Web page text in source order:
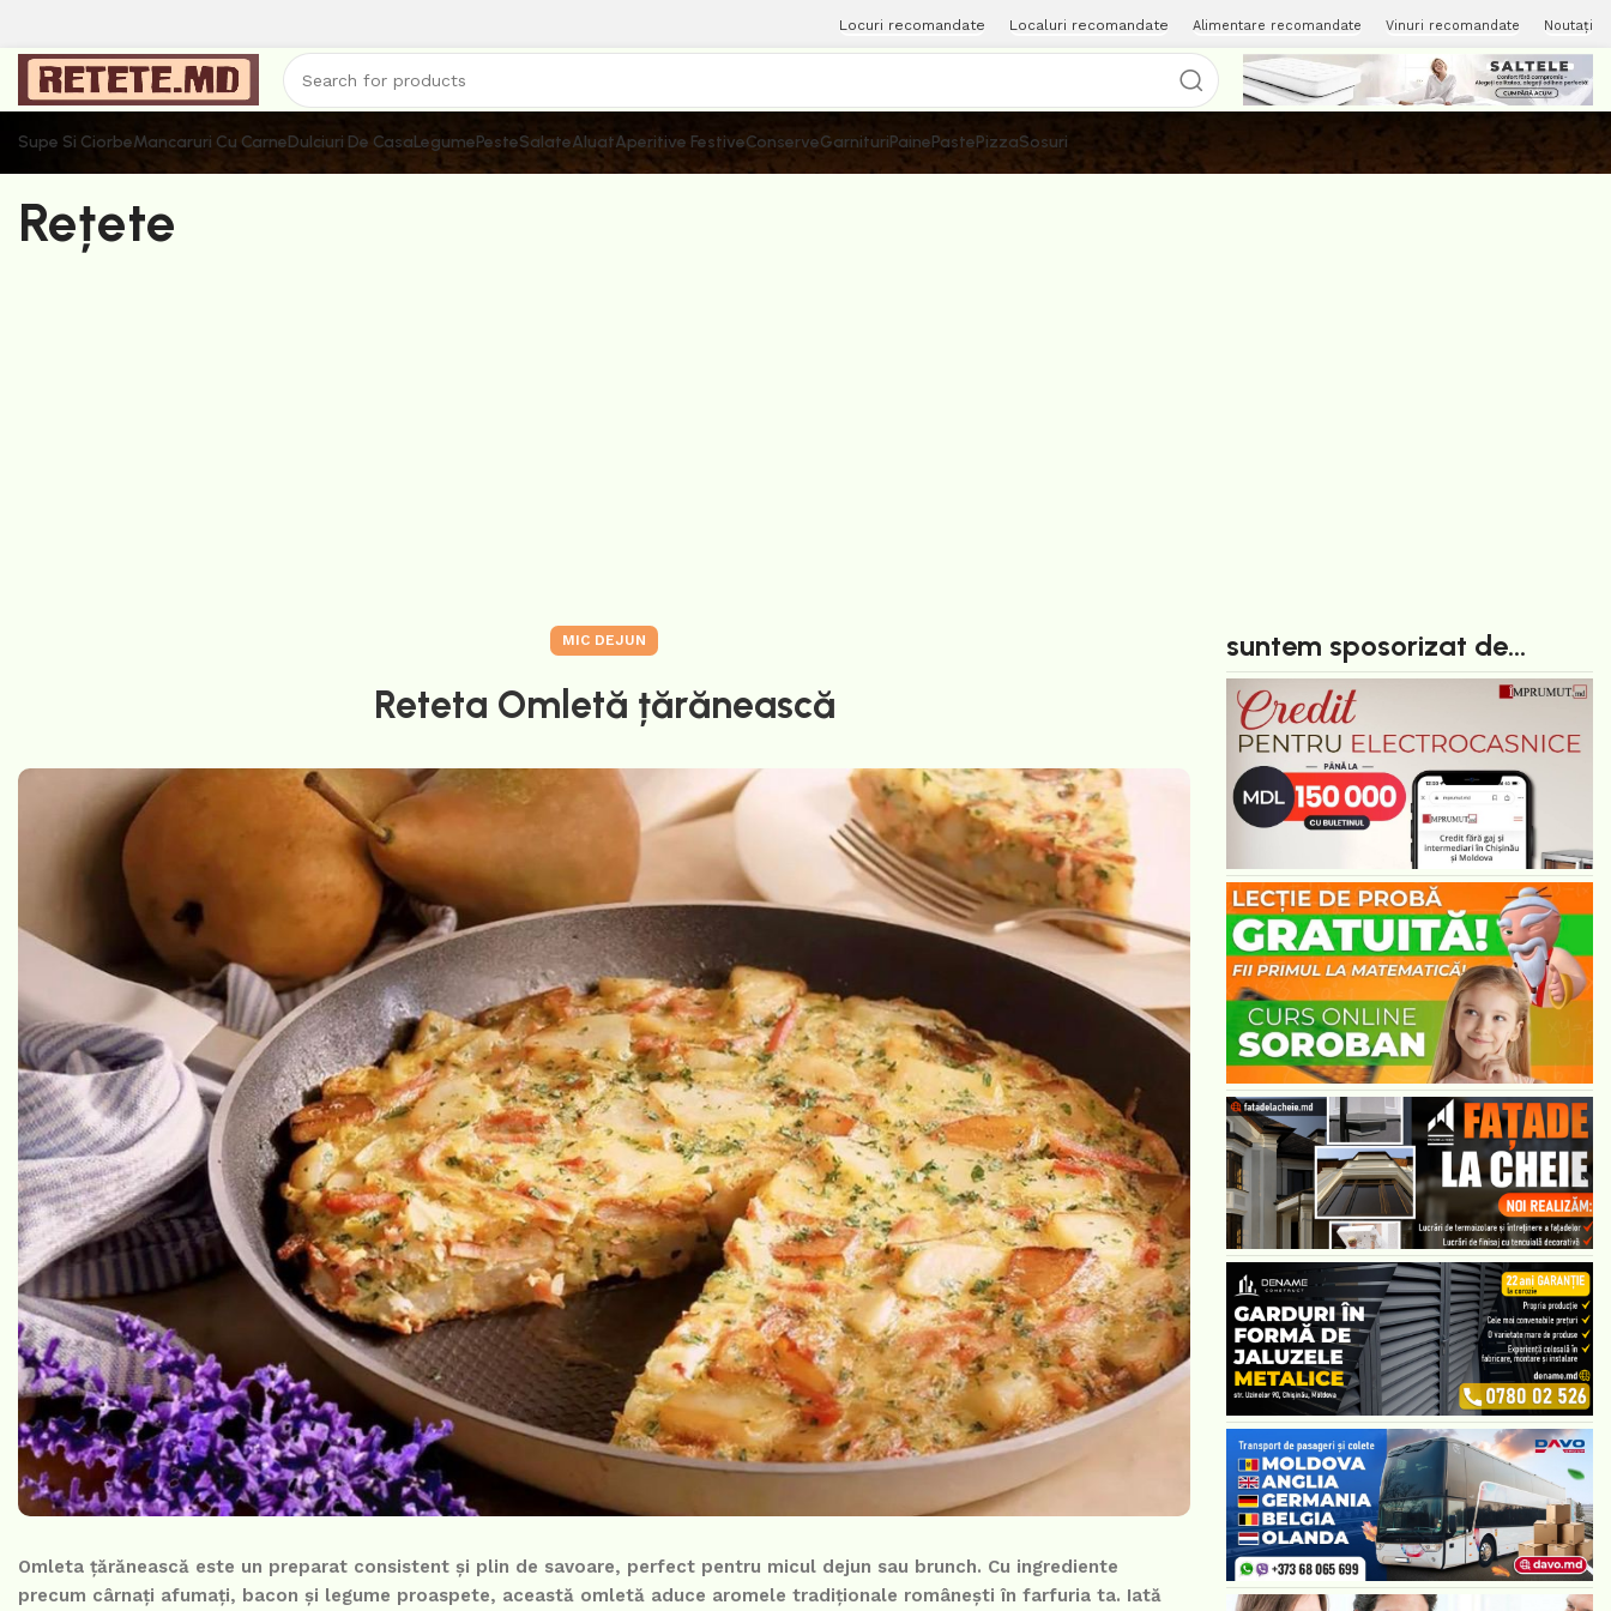
Locuri recomandate Localuri recomandate Alimentare recomandate Vinuri recomandate Noutați
Supe Si CiorbeMancaruri Cu CarneDulciuri De CasaLegumePesteSalateAluatAperitive FestiveConserveGarnituriPainePastePizzaSosuri
Rețete
MIC DEJUN
Reteta Omletă țărănească
Omleta țărănească este un preparat consistent și plin de savoare, perfect pentru micul dejun sau brunch. Cu ingrediente
precum cârnați afumați, bacon și legume proaspete, această omletă aduce aromele tradiționale românești în farfuria ta. Iată
suntem sposorizat de...